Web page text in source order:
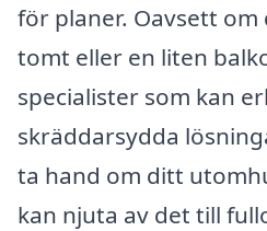
för planer. Oavsett
tomt eller en liten
specialister som kan
skräddarsydda
ta hand om ditt
kan njuta av det till